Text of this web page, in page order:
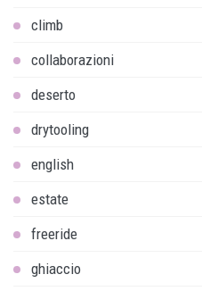
climb
collaborazioni
deserto
drytooling
english
estate
freeride
ghiaccio